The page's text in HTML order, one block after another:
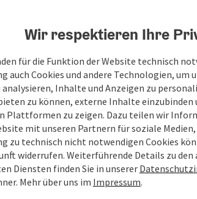
Wir respektieren Ihre
für die Funktion der Website technisch
auch Cookies und andere Technologien, um
analysieren, Inhalte und Anzeigen zu
zu können, externe Inhalte
Plattformen zu zeigen. Dazu teilen wir
mit unseren Partnern für soziale
zu technisch nicht notwendigen Cookies
widerrufen. Weiterführende Details zu den
Diensten finden Sie in unserer
Mehr über uns im Impressum.